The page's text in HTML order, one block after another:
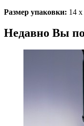
Размер упаковки: 14
Недавно Вы